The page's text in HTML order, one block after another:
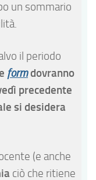
un sommario
il periodo
form dovranno
precedente
si desidera
(e anche
ciò che ritiene